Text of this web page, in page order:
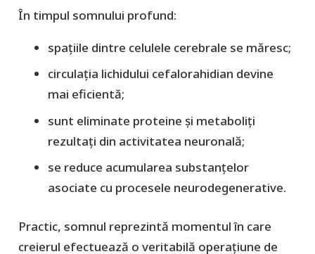
În timpul somnului profund:
spațiile dintre celulele cerebrale se măresc;
circulația lichidului cefalorahidian devine
mai eficientă;
sunt eliminate proteine și metaboliți
rezultați din activitatea neuronală;
se reduce acumularea substanțelor
asociate cu procesele neurodegenerative.
Practic, somnul reprezintă momentul în care
creierul efectuează o veritabilă operațiune de